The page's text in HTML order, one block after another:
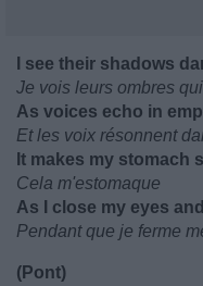
I see their shadows
Je vois leurs ombres
As voices echo in
Et les voix résonnent
It makes my stomach
Cela m'estomaque
As I close my eyes
Pendant que je ferme
(Pont)